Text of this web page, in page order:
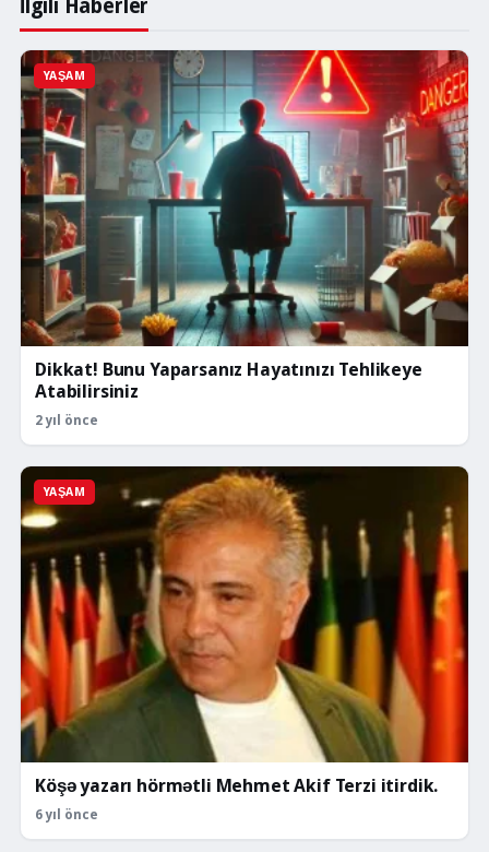
İlgili Haberler
YAŞAM
Dikkat! Bunu Yaparsanız Hayatınızı Tehlikeye
Atabilirsiniz
2 yıl önce
YAŞAM
Köşə yazarı hörmətli Mehmet Akif Terzi itirdik.
6 yıl önce